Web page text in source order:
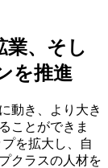
業、そし
を推進
動き、より大き
ことができま
を拡大し、自
クラスの人材を